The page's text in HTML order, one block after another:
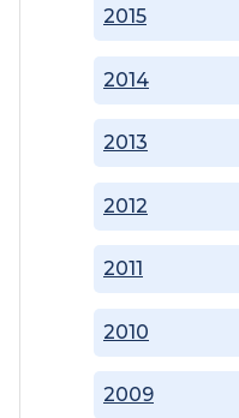
2009
2010
2011
2012
2013
2014
2015